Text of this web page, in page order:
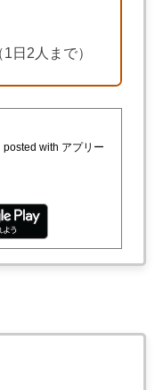
日2人まで）
posted with アプリー